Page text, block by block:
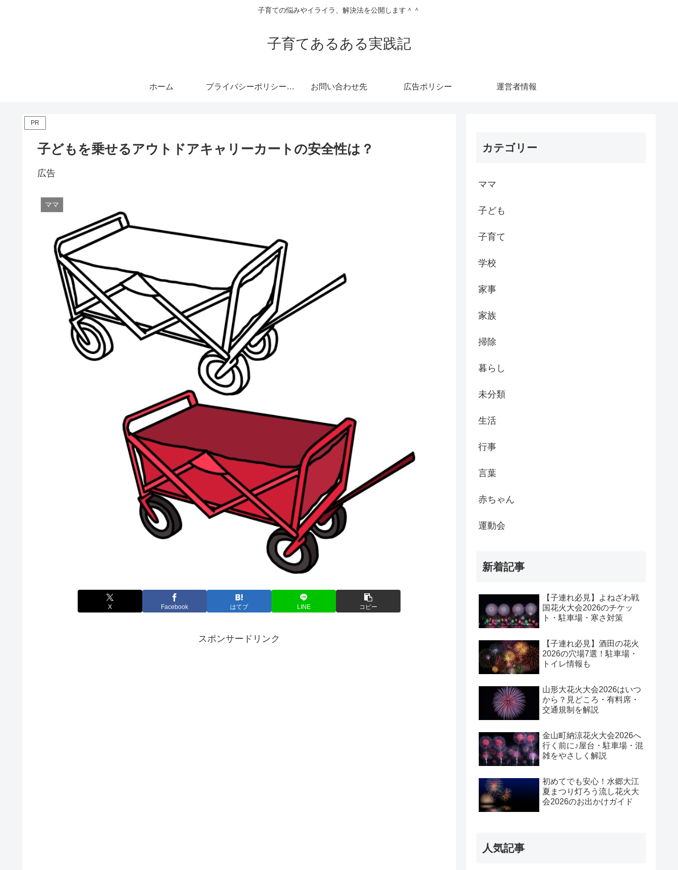
子育ての悩みやイライラ、解決法を公開します＾＾
子育てあるある実践記
ホーム プライバシーポリシー・免責事項 お問い合わせ先 広告ポリシー 運営者情報
PR
子どもを乗せるアウトドアキャリーカートの安全性は？
広告
ママ
X Facebook はてブ LINE コピー
スポンサードリンク
カテゴリー
ママ
子ども
子育て
学校
家事
家族
掃除
暮らし
未分類
生活
行事
言葉
赤ちゃん
運動会
新着記事
【子連れ必見】よねざわ戦
国花火大会2026のチケッ
ト・駐車場・寒さ対策
【子連れ必見】酒田の花火
2026の穴場7選！駐車場・
トイレ情報も
山形大花火大会2026はいつ
から？見どころ・有料席・
交通規制を解説
金山町納涼花火大会2026へ
行く前に♪屋台・駐車場・混
雑をやさしく解説
初めてでも安心！水郷大江
夏まつり灯ろう流し花火大
会2026のお出かけガイド
人気記事